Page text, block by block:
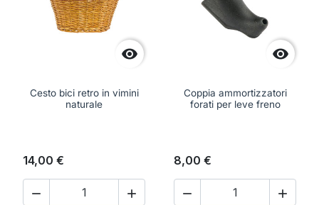

Cesto bici retro in vimini
naturale
14,00 €
 

Coppia ammortizzatori
forati per leve freno
8,00 €
 